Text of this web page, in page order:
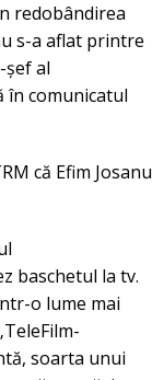
redobândirea
s-a aflat printre
șef al
în comunicatul
că Efim Josanu
baschetul la tv.
o lume mai
soarta unui